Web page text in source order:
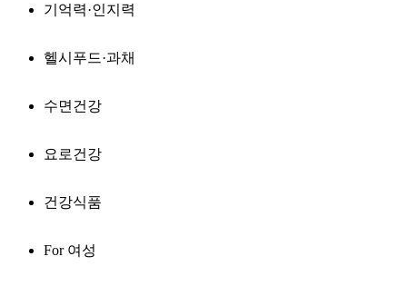
기억력·인지력
헬시푸드·과채
수면건강
요로건강
건강식품
For 여성